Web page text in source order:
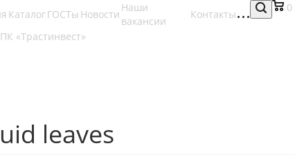
0
КаталогГОСТы Новости
Наши
вакансии
Контакты
leaves